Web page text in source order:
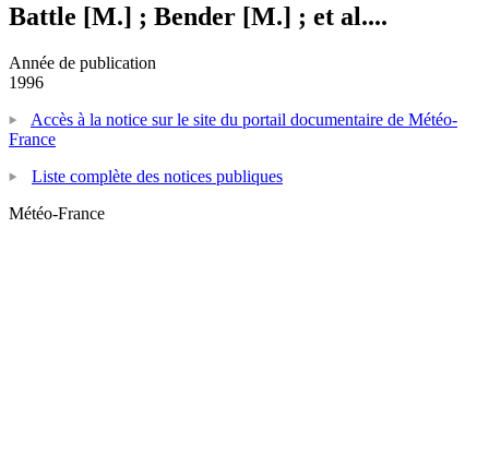
Battle [M.] ; Bender [M.] ; et al....
Année de publication
1996
Accès à la notice sur le site du portail documentaire de Météo-
France
Liste complète des notices publiques
Météo-France